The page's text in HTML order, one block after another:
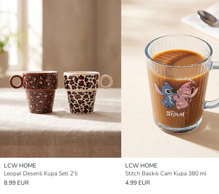
LCW HOME
Leopar Desenli Kupa Seti 2'li
8.99 EUR
LCW HOME
Stitch Baskılı Cam Kupa 380 ml
4.99 EUR